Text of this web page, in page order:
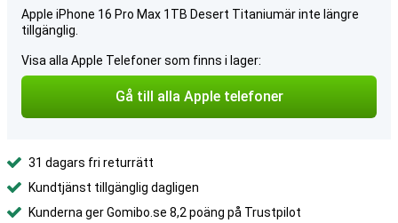
Apple iPhone 16 Pro Max 1TB Desert Titaniumär inte längre
tillgänglig.
Visa alla Apple Telefoner som finns i lager:
Gå till alla Apple telefoner
31 dagars fri returrätt
Kundtjänst tillgänglig dagligen
Kunderna ger Gomibo.se 8,2 poäng på Trustpilot